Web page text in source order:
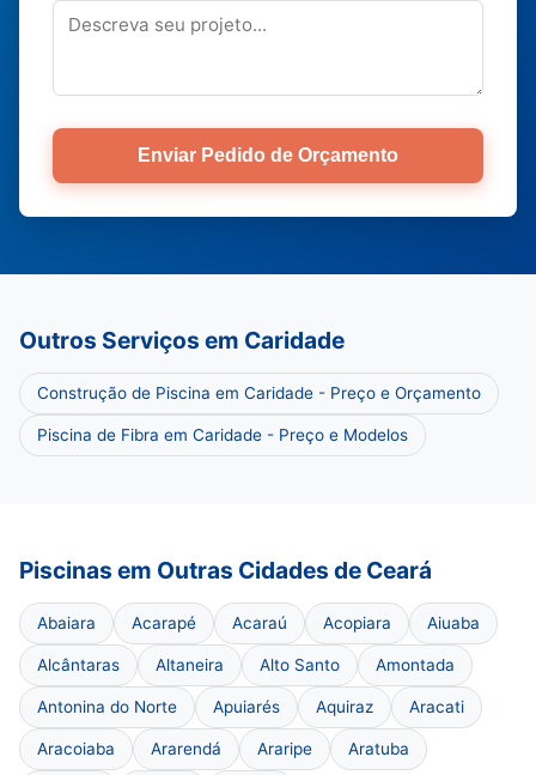
Enviar Pedido de Orçamento
Outros Serviços em Caridade
Construção de Piscina em Caridade - Preço e Orçamento
Piscina de Fibra em Caridade - Preço e Modelos
Piscinas em Outras Cidades de Ceará
Abaiara Acarapé Acaraú Acopiara Aiuaba
Alcântaras Altaneira Alto Santo Amontada
Antonina do Norte Apuiarés Aquiraz Aracati
Aracoiaba Ararendá Araripe Aratuba